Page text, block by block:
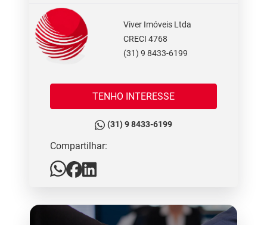
Viver Imóveis Ltda
CRECI 4768
(31) 9 8433-6199
TENHO INTERESSE
(31) 9 8433-6199
Compartilhar: